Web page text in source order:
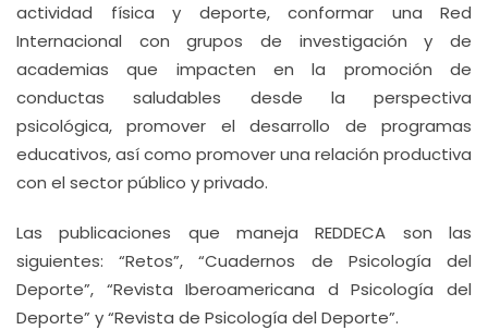
actividad física y deporte, conformar una Red
Internacional con grupos de investigación y de
academias que impacten en la promoción de
conductas saludables desde la perspectiva
psicológica, promover el desarrollo de programas
educativos, así como promover una relación productiva
con el sector público y privado.
Las publicaciones que maneja REDDECA son las
siguientes: “Retos”, “Cuadernos de Psicología del
Deporte”, “Revista Iberoamericana d Psicología del
Deporte” y “Revista de Psicología del Deporte”.